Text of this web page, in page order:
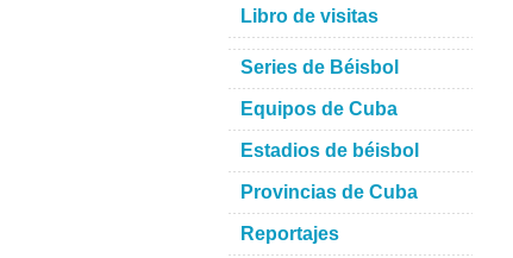
Libro de visitas
Series de Béisbol
Equipos de Cuba
Estadios de béisbol
Provincias de Cuba
Reportajes